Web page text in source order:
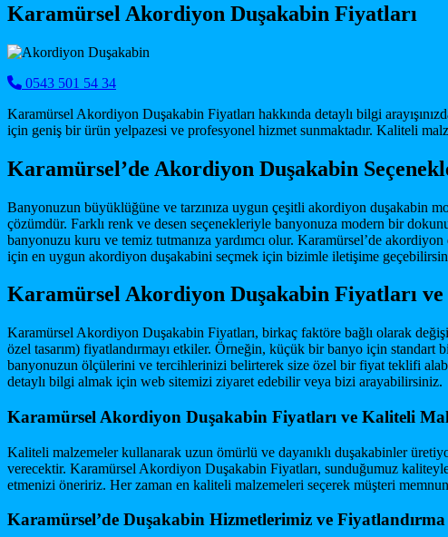
Karamürsel Akordiyon Duşakabin Fiyatları
0543 501 54 34
Karamürsel Akordiyon Duşakabin Fiyatları hakkında detaylı bilgi
için geniş bir ürün yelpazesi ve profesyonel hizmet sunmaktadır. Kaliteli
Karamürsel’de Akordiyon Duşakabin
Banyonuzun büyüklüğüne ve tarzınıza uygun çeşitli akordiyon duşakabin
çözümdür. Farklı renk ve desen seçenekleriyle banyonuza modern bir
banyonuzu kuru ve temiz tutmanıza yardımcı olur. Karamürsel’de
için en uygun akordiyon duşakabini seçmek için bizimle iletişime
Karamürsel Akordiyon Duşakabin Fiyatları
Karamürsel Akordiyon Duşakabin Fiyatları, birkaç faktöre bağlı olarak
özel tasarım) fiyatlandırmayı etkiler. Örneğin, küçük bir banyo için
banyonuzun ölçülerini ve tercihlerinizi belirterek size özel bir fiyat teklifi
detaylı bilgi almak için web sitemizi ziyaret edebilir veya bizi arayabilirsiniz.
Karamürsel Akordiyon Duşakabin Fiyatları ve Kaliteli
Kaliteli malzemeler kullanarak uzun ömürlü ve dayanıklı duşakabinler
verecektir. Karamürsel Akordiyon Duşakabin Fiyatları, sunduğumuz
etmenizi öneririz. Her zaman en kaliteli malzemeleri seçerek müşteri
Karamürsel’de Duşakabin Hizmetlerimiz ve Fiyatlandırma